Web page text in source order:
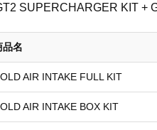
SUPERCHARGER KIT +
品名
AIR INTAKE FULL KIT
AIR INTAKE BOX KIT